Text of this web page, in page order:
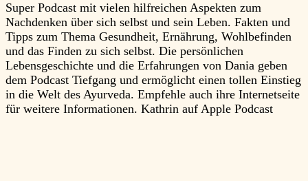
Super Podcast mit vielen hilfreichen Aspekten zum
Nachdenken über sich selbst und sein Leben. Fakten und
Tipps zum Thema Gesundheit, Ernährung, Wohlbefinden
und das Finden zu sich selbst. Die persönlichen
Lebensgeschichte und die Erfahrungen von Dania geben
dem Podcast Tiefgang und ermöglicht einen tollen Einstieg
in die Welt des Ayurveda. Empfehle auch ihre Internetseite
für weitere Informationen. Kathrin auf Apple Podcast